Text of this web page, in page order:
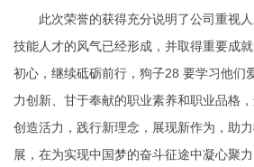
此次荣誉的获得充分说明了公司重视
技能人才的风气已经形成，并取得重要成
初心，继续砥砺前行，狗子28 要学习他们
力创新、甘于奉献的职业素养和职业品格
创造活力，践行新理念，展现新作为，助
展，在为实现中国梦的奋斗征途中凝心聚力